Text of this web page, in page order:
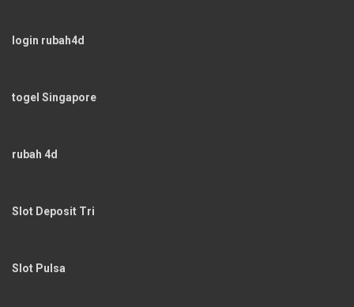
login rubah4d
togel Singapore
rubah 4d
Slot Deposit Tri
Slot Pulsa